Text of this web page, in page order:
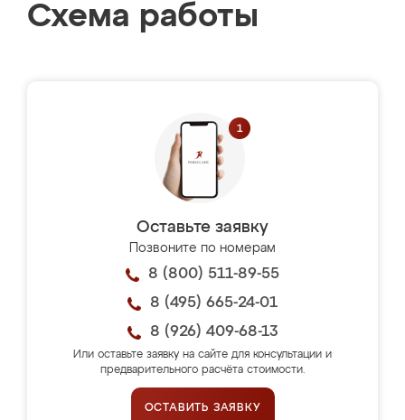
Схема работы
Оставьте заявку
Позвоните по номерам
8 (800) 511-89-55
8 (495) 665-24-01
8 (926) 409-68-13
Или оставьте заявку на сайте для консультации и
предварительного расчёта стоимости.
ОСТАВИТЬ ЗАЯВКУ